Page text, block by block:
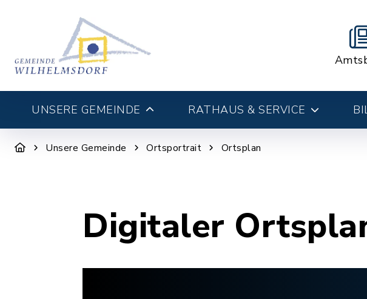
UNSERE GEMEINDE RATHAUS & SERVICE
Unsere Gemeinde Ortsportrait Ortsplan
Digitaler